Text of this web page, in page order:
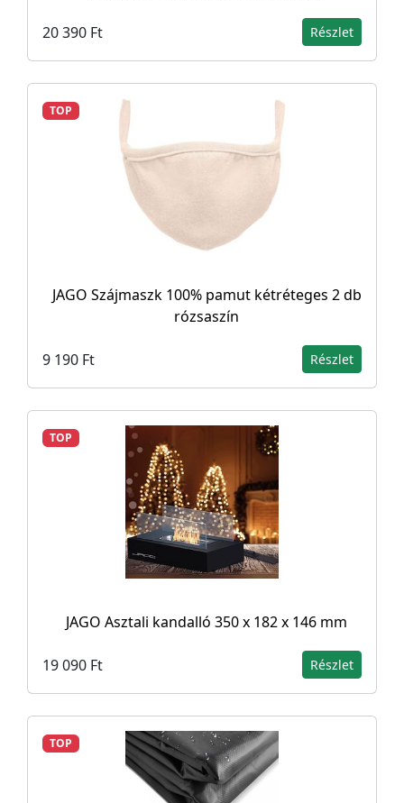
20 390 Ft Részlet
TOP
JAGO Szájmaszk 100% pamut kétréteges 2 db
rózsaszín
9 190 Ft Részlet
TOP
JAGO Asztali kandalló 350 x 182 x 146 mm
19 090 Ft Részlet
TOP